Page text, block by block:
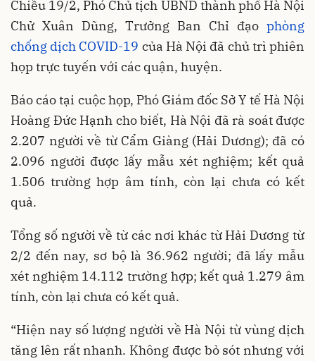
Chiều 19/2, Phó Chủ tịch UBND thành phố Hà Nội
Chử Xuân Dũng, Trưởng Ban Chỉ đạo phòng
chống dịch COVID-19 của Hà Nội đã chủ trì phiên
họp trực tuyến với các quận, huyện.
Báo cáo tại cuộc họp, Phó Giám đốc Sở Y tế Hà Nội
Hoàng Đức Hạnh cho biết, Hà Nội đã rà soát được
2.207 người về từ Cẩm Giàng (Hải Dương); đã có
2.096 người được lấy mẫu xét nghiệm; kết quả
1.506 trường hợp âm tính, còn lại chưa có kết
quả.
Tổng số người về từ các nơi khác từ Hải Dương từ
2/2 đến nay, sơ bộ là 36.962 người; đã lấy mẫu
xét nghiệm 14.112 trường hợp; kết quả 1.279 âm
tính, còn lại chưa có kết quả.
“Hiện nay số lượng người về Hà Nội từ vùng dịch
tăng lên rất nhanh. Không được bỏ sót nhưng với